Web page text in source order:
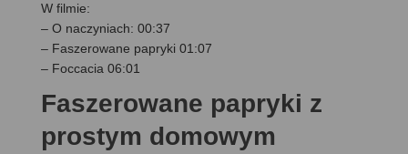
W filmie:
– O naczyniach: 00:37
– Faszerowane papryki 01:07
– Foccacia 06:01
Faszerowane papryki z
prostym domowym